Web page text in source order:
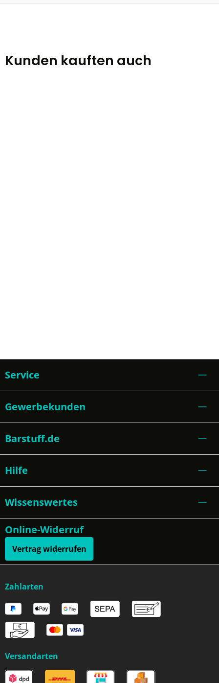
Kunden kauften auch
Service
Gewerbekunden
Barstuff.de
Hilfe
Wissenswertes
Online-Widerruf
Vertrag widerrufen
Zahlarten
Versandarten